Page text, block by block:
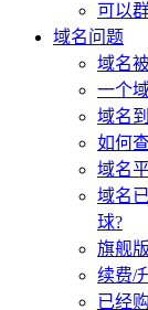
可以
域名问题
域名
一个
域名
如何
域名
域名
球?
旗舰
续费/
已经